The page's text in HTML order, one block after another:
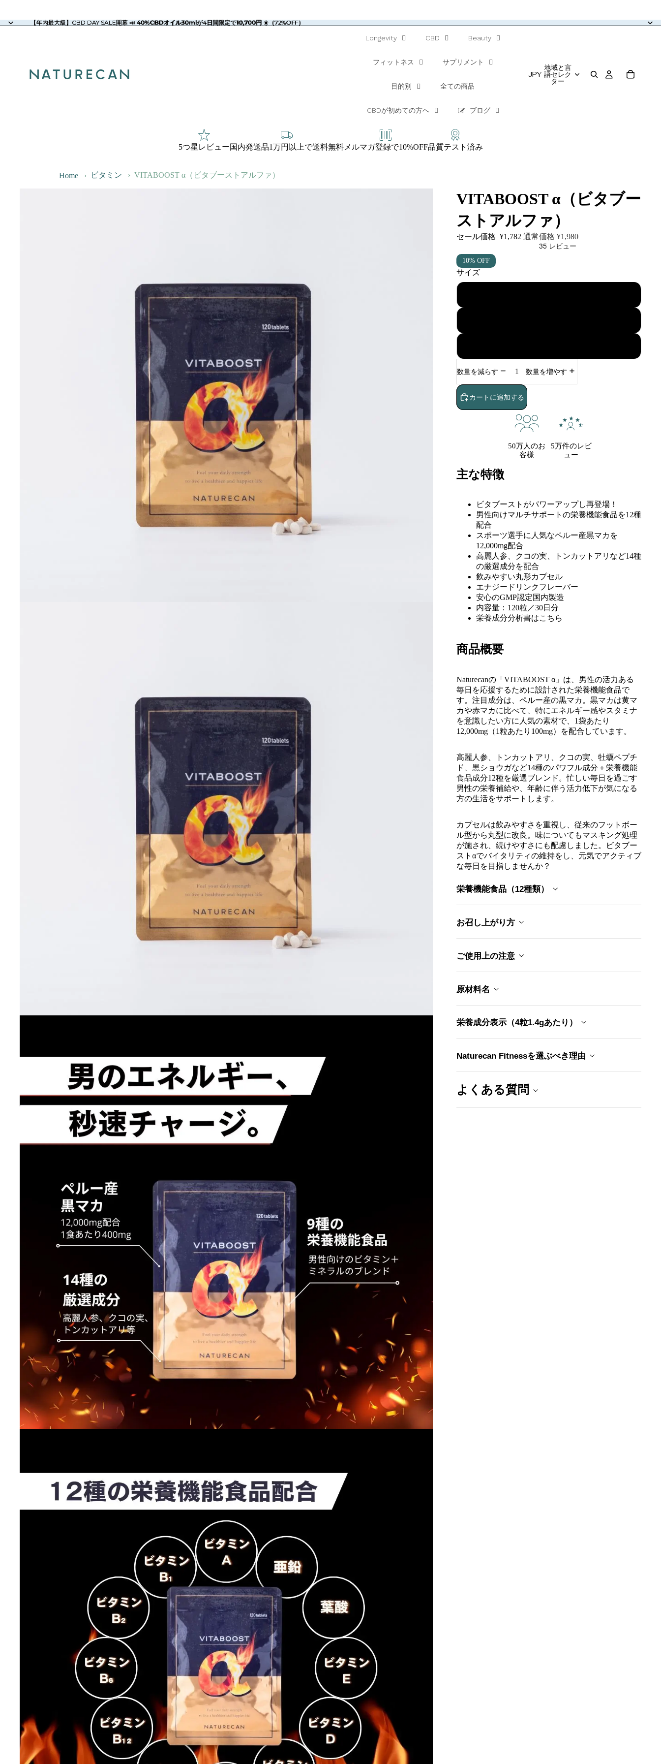
【年内最大級】CBD DAY SALE開幕 📣 40%CBDオイル30mlが4日間限定で10,700円 ☀️（72%OFF）
【年内最大級】CBD DAY SALE開幕 📣 40%CBDオイル30mlが4日間限定で10,700円 ☀️（72%OFF）
Longevity CBD Beauty
フィットネス サプリメント
目的別 全ての商品
CBDが初めての方へ ブログ
JPY
地域と言
語セレク
ター
5つ星レビュー国内発送品1万円以上で送料無料メルマガ登録で10%OFF品質テスト済み
Home › ビタミン › VITABOOST α（ビタブーストアルファ）
VITABOOST α（ビタブー
ストアルファ）
セール価格 ¥1,782 通常価格¥1,980
10% OFF
サイズ
数量を減らす 数量を増やす
カートに追加する
50万人のお
客様
5万件のレビ
ュー
主な特徴
ビタブーストがパワーアップし再登場！
男性向けマルチサポートの栄養機能食品を12種
配合
スポーツ選手に人気なペルー産黒マカを
12,000mg配合
高麗人参、クコの実、トンカットアリなど14種
の厳選成分を配合
飲みやすい丸形カプセル
エナジードリンクフレーバー
安心のGMP認定国内製造
内容量：120粒／30日分
栄養成分分析書はこちら
商品概要
Naturecanの「VITABOOST α」は、男性の活力ある
毎日を応援するために設計された栄養機能食品で
す。注目成分は、ペルー産の黒マカ。黒マカは黄マ
カや赤マカに比べて、特にエネルギー感やスタミナ
を意識したい方に人気の素材で、1袋あたり
12,000mg（1粒あたり100mg）を配合しています。
高麗人参、トンカットアリ、クコの実、牡蠣ペプチ
ド、黒ショウガなど14種のパワフル成分＋栄養機能
食品成分12種を厳選ブレンド。忙しい毎日を過ごす
男性の栄養補給や、年齢に伴う活力低下が気になる
方の生活をサポートします。
カプセルは飲みやすさを重視し、従来のフットボー
ル型から丸型に改良。味についてもマスキング処理
が施され、続けやすさにも配慮しました。ビタブー
ストαでバイタリティの維持をし、元気でアクティブ
な毎日を目指しませんか？
栄養機能食品（12種類）
お召し上がり方
ご使用上の注意
原材料名
栄養成分表示（4粒1.4gあたり）
Naturecan Fitnessを選ぶべき理由
よくある質問